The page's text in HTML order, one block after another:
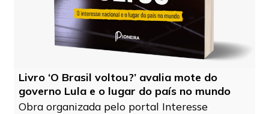
Livro ‘O Brasil voltou?’ avalia mote do
governo Lula e o lugar do país no mundo
Obra organizada pelo portal Interesse